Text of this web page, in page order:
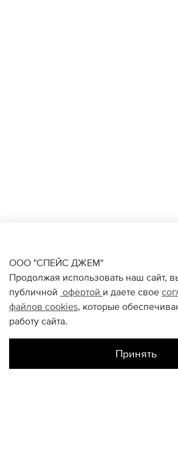
ООО "СПЕЙС ДЖЕМ"
Продолжая использовать наш сайт,
публичной офертой и даете свое
файлов cookies, которые
работу сайта.
Принять